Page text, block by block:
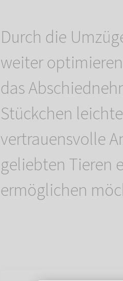
Durch die
weiter
das
Stückchen
vertrauensvolle
geliebten Tieren
ermöglichen